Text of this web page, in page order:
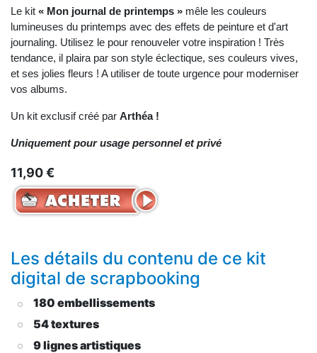
Le kit « Mon journal de printemps » mêle les couleurs
lumineuses du printemps avec des effets de peinture et d'art
journaling. Utilisez le pour renouveler votre inspiration ! Très
tendance, il plaira par son style éclectique, ses couleurs vives,
et ses jolies fleurs ! A utiliser de toute urgence pour moderniser
vos albums.
Un kit exclusif créé par Arthéa!
Uniquement pour usage personnel et privé
11,90 €
Les détails du contenu de ce kit
digital de scrapbooking
180 embellissements
54 textures
9 lignes artistiques